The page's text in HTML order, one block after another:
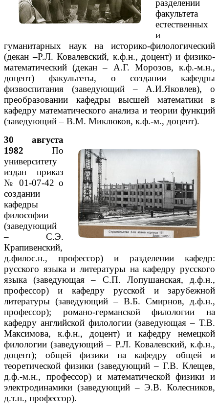
разделении
факультета
естественных
и
гуманитарных наук на историко-филологический
(декан –Р.Л. Ковалевский, к.ф.н., доцент) и физико-
математический (декан – А.Г. Морозов, к.ф.-м.н.,
доцент) факультеты, о создании кафедры
физвоспитания (заведующий – А.И.Яковлев), о
преобразовании кафедры высшей математики в
кафедру математического анализа и теории функций
(заведующий – В.М. Миклюков, к.ф.-м., доцент).
30 августа
1982 По
университету
издан приказ
№ 01-07-42 о
создании
кафедры
философии
(заведующий
– С.Э.
Крапивенский,
д.филос.н., профессор) и разделении кафедр:
русского языка и литературы на кафедру русского
языка (заведующая – С.П. Лопушанская, д.ф.н.,
профессор) и кафедру русской и зарубежной
литературы (заведующий – В.Б. Смирнов, д.ф.н.,
профессор); романо-германской филологии на
кафедру английской филологии (заведующая – Т.В.
Максимова, к.ф.н., доцент) и кафедру немецкой
филологии (заведующий – Р.Л. Ковалевский, к.ф.н.,
доцент); общей физики на кафедру общей и
теоретической физики (заведующий – Г.В. Клещев,
д.ф.-м.н., профессор) и математической физики и
электродинамики (заведующий – Э.В. Колесников,
д.т.н., профессор).